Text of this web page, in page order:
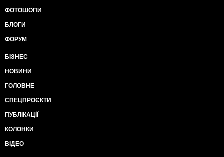
ФОТОШОПИ
БЛОГИ
ФОРУМ
БІЗНЕС
НОВИНИ
ГОЛОВНЕ
СПЕЦПРОЄКТИ
ПУБЛІКАЦІЇ
КОЛОНКИ
ВІДЕО